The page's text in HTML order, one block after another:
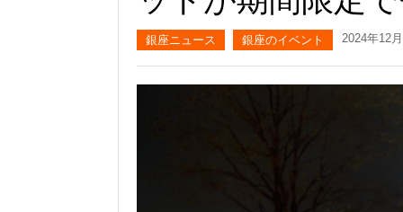
銀座ニュース 銀座のイベント 2024年12